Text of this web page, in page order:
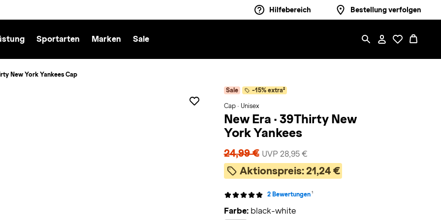
Hilfebereich Bestellung verfolgen
Sportarten Marken Sale
New York Yankees Cap
Sale -15% extra²
Cap · Unisex
New Era · 39Thirty New
York Yankees
24,99 € UVP 28,95 €
Aktionspreis:21,24 €
2 Bewertungen 1
Farbe: black-white